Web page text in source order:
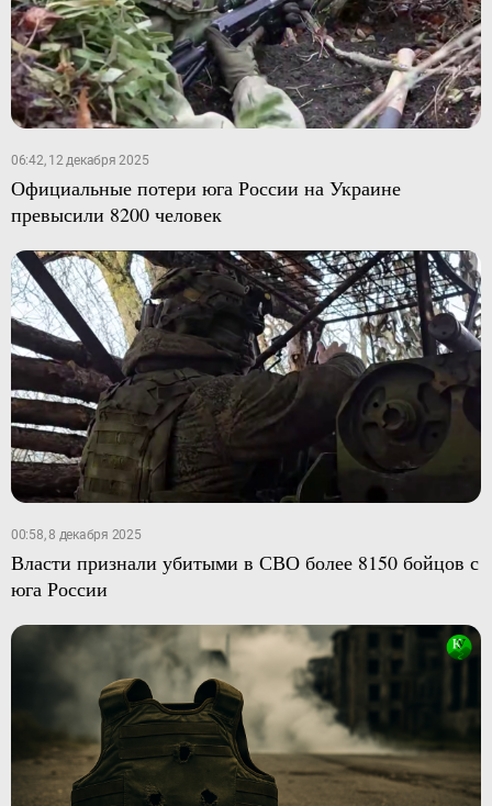
06:42, 12 декабря 2025
Официальные потери юга России на Украине
превысили 8200 человек
00:58, 8 декабря 2025
Власти признали убитыми в СВО более 8150 бойцов с
юга России